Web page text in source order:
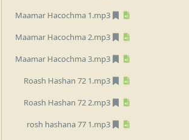
Maamar Hacochma 1.mp3
Maamar Hacochma 2.mp3
Maamar Hacochma 3.mp3
Roash Hashan 72 1.mp3
Roash Hashan 72 2.mp3
rosh hashana 77 1.mp3